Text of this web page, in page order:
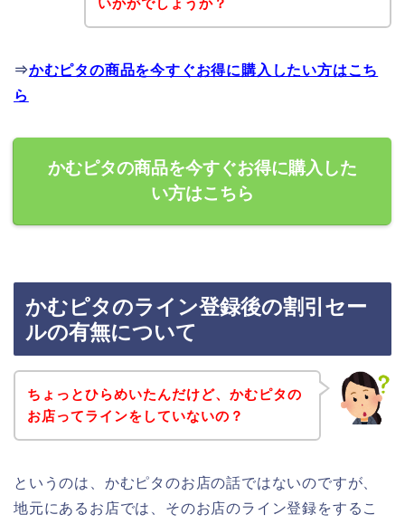
いかがでしょうか？
⇒かむピタの商品を今すぐお得に購入したい方はこち
ら
かむピタの商品を今すぐお得に購入した
い方はこちら
かむピタのライン登録後の割引セー
ルの有無について
ちょっとひらめいたんだけど、かむピタの
お店ってラインをしていないの？
というのは、かむピタのお店の話ではないのですが、
地元にあるお店では、そのお店のライン登録をするこ